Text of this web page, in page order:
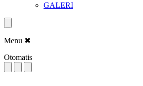
GALERI
Menu ✖
Otomatis